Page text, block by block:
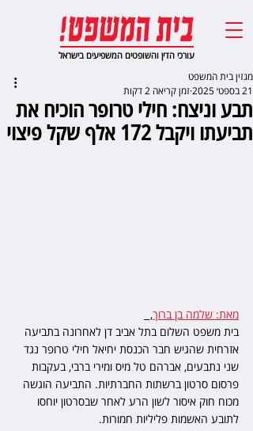
עורכי הדין והשופטים המשפיעים בישראל
תבע וניצח: חילי טרופר הוכיח את
תביעתו ויקבל 172 אלף שקל פיצוי
מגזין בית המשפט
21 בספט׳ 2025
זמן קריאה 2 דקות
מאת: שלמה בן ברוך,
בית משפט השלום בתל אביב דן לאחרונה בתביעה
אזרחית שהגיש חבר הכנסת יחיאל חילי טרופר נגד
שני נתבעים, אברהם טל מיס ומירי ברבי, בעקבות
פרסום סרטון ברשתות החברתיות. התביעה הוגשה
מכוח חוק איסור לשון הרע לאחר שבסרטון יוחסו
לתובע האשמות פליליות חמורות.